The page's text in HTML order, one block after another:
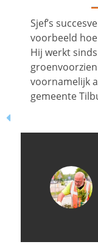
Sjef’s
voorbeeld hoe je
Hij werkt sinds
voornamelijk
gemeente Tilburg.